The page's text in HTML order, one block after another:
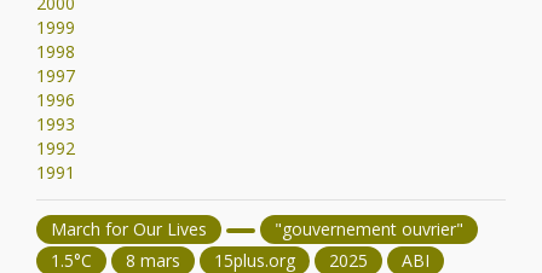
1999
1998
1997
1996
1993
1992
1991
March for Our Lives
"gouvernement ouvrier"
1.5°C
8 mars 15plus.org 2025
ABI